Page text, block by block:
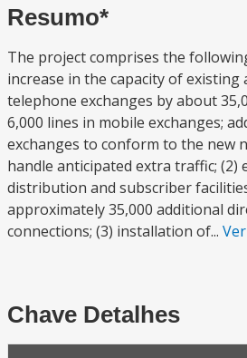
Resumo*
The project comprises the
increase in the capacity of existing
telephone exchanges by about
6,000 lines in mobile exchanges;
exchanges to conform to the new
handle anticipated extra traffic; (2)
distribution and subscriber
approximately 35,000 additional
connections; (3) installation of...
Chave Detalhes